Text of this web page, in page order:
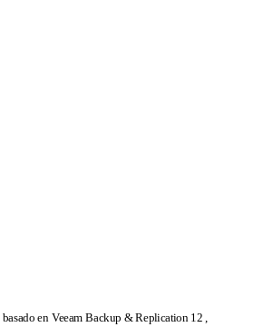
basado en Veeam Backup & Replication 12,